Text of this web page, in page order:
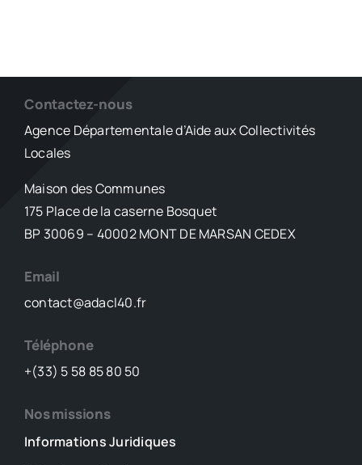
Contactez-nous
Agence Départementale d’Aide aux Collectivités
Locales
Maison des Communes
175 Place de la caserne Bosquet
BP 30069 – 40002 MONT DE MARSAN CEDEX
Email
contact@adacl40.fr
Téléphone
+(33) 5 58 85 80 50
Nos missions
Informations Juridiques